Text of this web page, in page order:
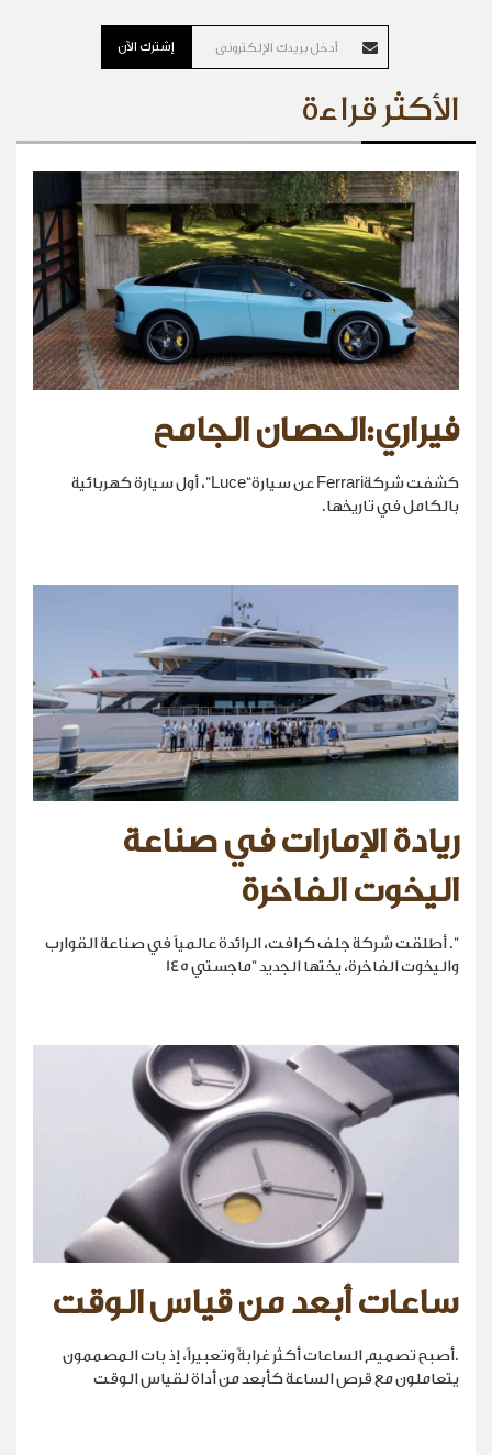
إشترك الآن
الأكثر قراءة
فيراري:الحصان الجامح
كشفت شركةFerrari عن سيارة“Luce”، أول سيارة كهربائية
بالكامل في تاريخها.
ريادة الإمارات في صناعة
اليخوت الفاخرة
". أطلقت شركة جلف كرافت، الرائدة عالمياً في صناعة القوارب
واليخوت الفاخرة، يختها الجديد "ماجستي 145
ساعات أبعد من قياس الوقت
.أصبح تصميم الساعات أكثر غرابةً وتعبيراً، إذ بات المصممون
يتعاملون مع قرص الساعة كأبعد من أداة لقياس الوقت